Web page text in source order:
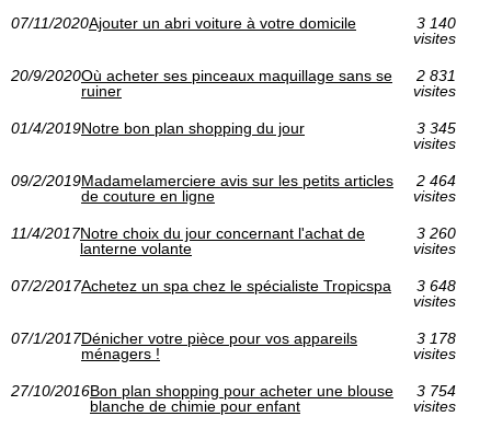
07/11/2020Ajouter un abri voiture à votre domicile
3 140
visites
20/9/2020Où acheter ses pinceaux maquillage sans se
ruiner
2 831
visites
01/4/2019Notre bon plan shopping du jour
3 345
visites
09/2/2019Madamelamerciere avis sur les petits articles
de couture en ligne
2 464
visites
11/4/2017Notre choix du jour concernant l'achat de
lanterne volante
3 260
visites
07/2/2017Achetez un spa chez le spécialiste Tropicspa
3 648
visites
07/1/2017Dénicher votre pièce pour vos appareils
ménagers !
3 178
visites
27/10/2016Bon plan shopping pour acheter une blouse
blanche de chimie pour enfant
3 754
visites